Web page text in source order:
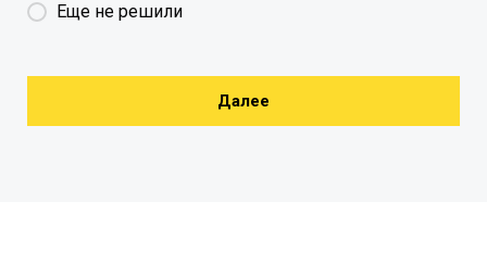
Еще не решили
Далее